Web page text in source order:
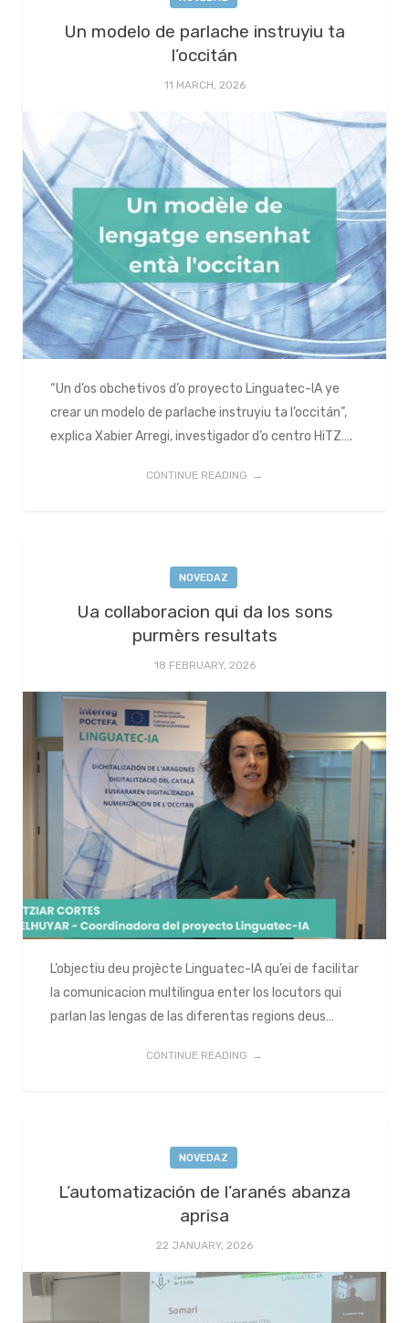
Un modelo de parlache instruyiu ta
l’occitán
11 MARCH, 2026
“Un d’os obchetivos d’o proyecto Linguatec-IA ye
crear un modelo de parlache instruyiu ta l’occitán”,
explica Xabier Arregi, investigador d’o centro HiTZ….
CONTINUE READING
NOVEDAZ
Ua collaboracion qui da los sons
purmèrs resultats
18 FEBRUARY, 2026
L’objectiu deu projècte Linguatec-IA qu’ei de facilitar
la comunicacion multilingua enter los locutors qui
parlan las lengas de las diferentas regions deus…
CONTINUE READING
NOVEDAZ
L’automatización de l’aranés abanza
aprisa
22 JANUARY, 2026